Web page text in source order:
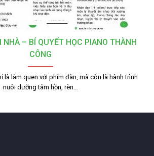
NHÀ – BÍ QUYẾT HỌC PIANO THÀNH
CÔNG
là làm quen với phím đàn, mà còn là hành trình
nuôi dưỡng tâm hồn, rèn…